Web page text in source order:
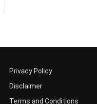
Privacy Policy
Disclaimer
Terms and Conditions